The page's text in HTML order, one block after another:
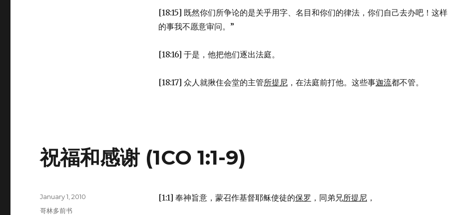
[18:15] 既然你们所争论的是关乎用字、名目和你们的律法，你们自己去办吧！这样
的事我不愿意审问。”
[18:16] 于是，他把他们逐出法庭。
[18:17] 众人就揪住会堂的主管所提尼，在法庭前打他。这些事迦流都不管。
祝福和感谢 (1CO 1:1-9)
[1:1] 奉神旨意，蒙召作基督耶稣使徒的保罗 ，同弟兄所提尼，
Posted
on
January 1, 2010
Categories
哥林多前书